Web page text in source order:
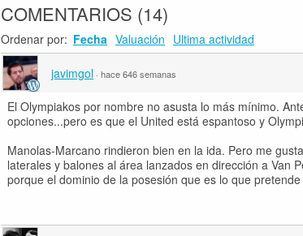
COMENTARIOS (14)
Ordenar por: Fecha Valuación Ultima actividad
javimgol · hace 646 semanas
El Olympiakos por nombre no asusta lo más mínimo.
opciones...pero es que el United está espantoso y
Manolas-Marcano rindieron bien en la ida. Pero me
laterales y balones al área lanzados en dirección a Van
porque el dominio de la posesión que es lo que